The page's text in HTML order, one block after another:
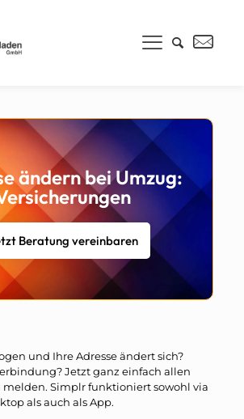
ändern bei Umzug:
Beratung vereinbaren
und Ihre Adresse ändert sich?
Jetzt ganz einfach allen
melden. Simplr funktioniert sowohl via
als auch als App.